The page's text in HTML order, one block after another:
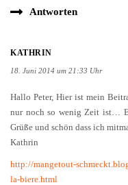
Antworten
KATHRIN
18. Juni 2014 um 21:33 Uhr
Hallo Peter, Hier ist mein
nur noch so wenig Zeit ist…
Grüße und schön dass ich
Kathrin
http://mangetout-
la-biere.html